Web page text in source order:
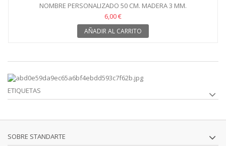
NOMBRE PERSONALIZADO 50 CM. MADERA 3 MM.
6,00 €
AÑADIR AL CARRITO
ETIQUETAS
SOBRE STANDARTE